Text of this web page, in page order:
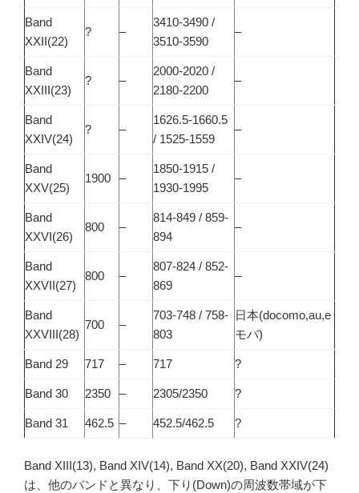
Band
XXII(22)
? –
3410-3490 /
3510-3590
–
Band
XXIII(23)
? –
2000-2020 /
2180-2200
–
Band
XXIV(24)
? –
1626.5-1660.5
/ 1525-1559
–
Band
XXV(25)
1900 –
1850-1915 /
1930-1995
–
Band
XXVI(26)
800 –
814-849 / 859-
894
–
Band
XXVII(27)
800 –
807-824 / 852-
869
–
Band
XXVIII(28)
700 –
703-748 / 758-
803
日本(docomo,au,e
モバ)
Band 29 717 – 717 ?
Band 30 2350 – 2305/2350 ?
Band 31 462.5 – 452.5/462.5 ?
Band XIII(13), Band XIV(14), Band XX(20), Band XXIV(24)
は、他のバンドと異なり、下り(Down)の周波数帯域が下